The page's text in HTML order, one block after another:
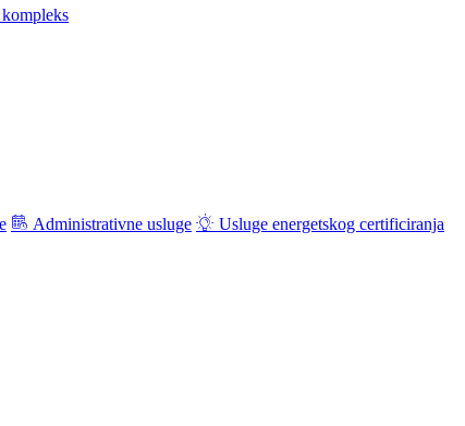
Administrativne usluge
Usluge energetskog certificiranja